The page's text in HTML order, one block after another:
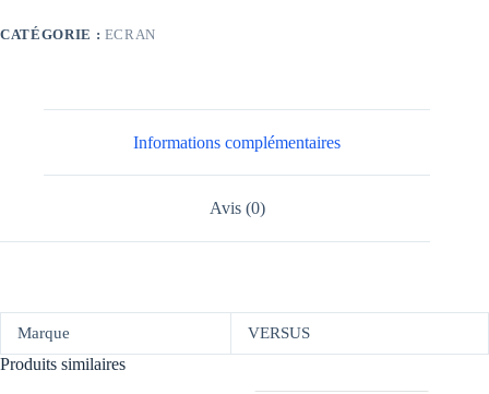
VGA+HDMI
CATÉGORIE : ECRAN
Informations complémentaires
Avis (0)
Marque VERSUS
Produits similaires